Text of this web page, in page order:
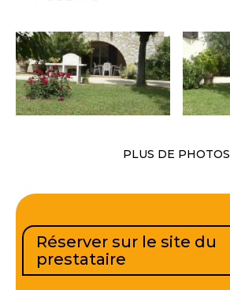
PLUS DE PHOTOS
Réserver sur le site du
prestataire